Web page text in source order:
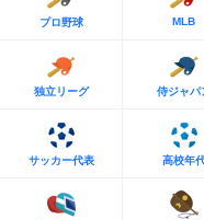
プロ野球 MLB
独立リーグ 侍ジャパ
サッカー代表 高校年